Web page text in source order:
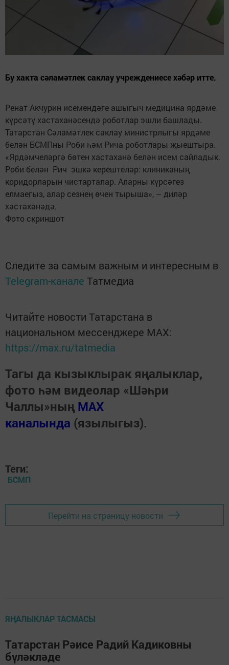
Бу хакта сәламәтлек саклау учреждениесе хәбәр итте.
Ренат Акчурин исемендәге ашыгыч медицина ярдәме
күрсәтү хастаханәсендә роботлар эшли башлады.
Татарстан Сәламәтлек саклау министрлыгы ярдәме
белән БСМПны Роби һәм Рича роботлары җыештыра.
«Ярдәмчеләргә бөтен хастаханә белән исем сайладык.
Роби белән Рич эшкә керештеләр: клиниканың
коридорларын чистарталар. Аларны күрсәгез
елмаегыз, алар сезнең өчен тырыша», – диләр
хастаханәдә.
Фото скриншот
Следите за самым важным и интересным в
Telegram-канале Татмедиа
Читайте новости Татарстана в
национальном мессенджере MАХ:
https://max.ru/tatmedia
Тагы да кызыклырак яңалыклар,
фото һәм видеолар «Шәһри
Чаллы»ның MAX
каналында (язылыгыз).
Теги:
БСМП
Перейти на страницу новости
ЯҢАЛЫКЛАР ТАСМАСЫ
Татарстан Рәисе Радий Кадиковны
бүләкләде